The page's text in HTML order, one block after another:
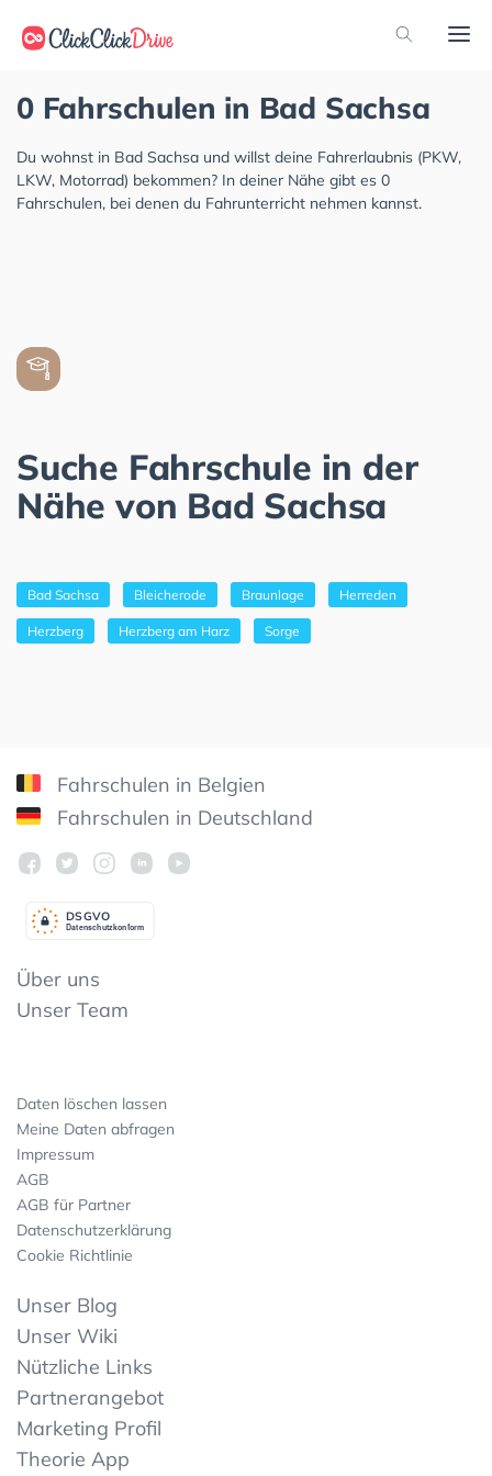
0 Fahrschulen in Bad Sachsa
Du wohnst in Bad Sachsa und willst deine Fahrerlaubnis (PKW,
LKW, Motorrad) bekommen? In deiner Nähe gibt es 0
Fahrschulen, bei denen du Fahrunterricht nehmen kannst.
Suche Fahrschule in der
Nähe von Bad Sachsa
Bad Sachsa Bleicherode Braunlage Herreden
Herzberg Herzberg am Harz Sorge
Fahrschulen in Belgien
Fahrschulen in Deutschland
Datenschutzkonform
DSGVO
Über uns
Unser Team
Daten löschen lassen
Meine Daten abfragen
Impressum
AGB
AGB für Partner
Datenschutzerklärung
Cookie Richtlinie
Unser Blog
Unser Wiki
Nützliche Links
Partnerangebot
Marketing Profil
Theorie App